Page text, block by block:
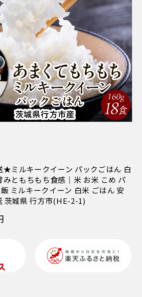
ミルキークイーン パックごはん 白
ともちもち食感｜米 お米 こめ パ
ミルキークイーン 白米 ごはん 安
茨城県 行方市(HE-2-1)